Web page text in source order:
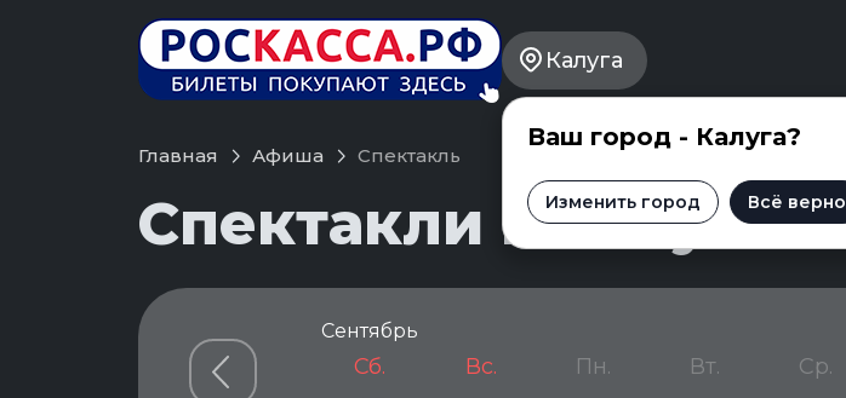
Калуга
Ваш город - Калуга?
Изменить город Всё верно
Главная Афиша Спектакль
Спектакли в Калуге
Сентябрь
Сб. Вс. Пн. Вт. Ср.